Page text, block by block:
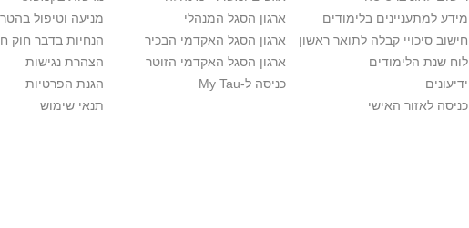
מידע למתעניינים בלימודים
חישוב סיכויי קבלה לתואר ראשון
לוח שנת הלימודים
ידיעונים
כניסה לאזור האישי
ארגון הסגל המנהלי
ארגון הסגל האקדמי הבכיר
ארגון הסגל האקדמי הזוטר
כניסה ל-My Tau
מניעה וטיפול
הנחיות בדבר חוק
הצהרת נגישות
הגנת הפרטיות
תנאי שימוש